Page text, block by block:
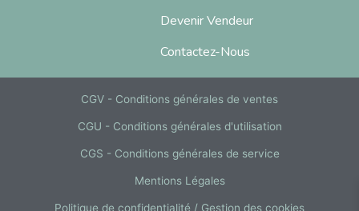
Devenir Vendeur
Contactez-Nous
CGV - Conditions générales de ventes
CGU - Conditions générales d'utilisation
CGS - Conditions générales de service
Mentions Légales
Politique de confidentialité / Gestion des cookies